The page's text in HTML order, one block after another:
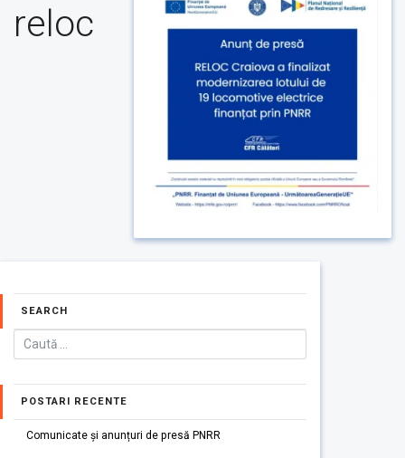
reloc
SEARCH
POSTARI RECENTE
Comunicate și anunțuri de presă PNRR